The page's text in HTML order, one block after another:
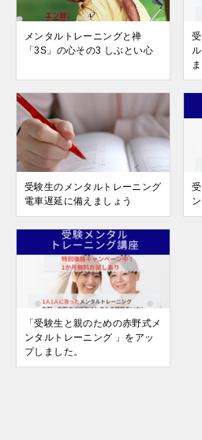
メンタルトレーニングと禅
「3S」の心その3 しぶとい心
受験生のメンタルトレーニング
電車遅延に備えましょう
「受験生と親のための赤野式メ
ンタルトレーニング 」をアッ
プしました。